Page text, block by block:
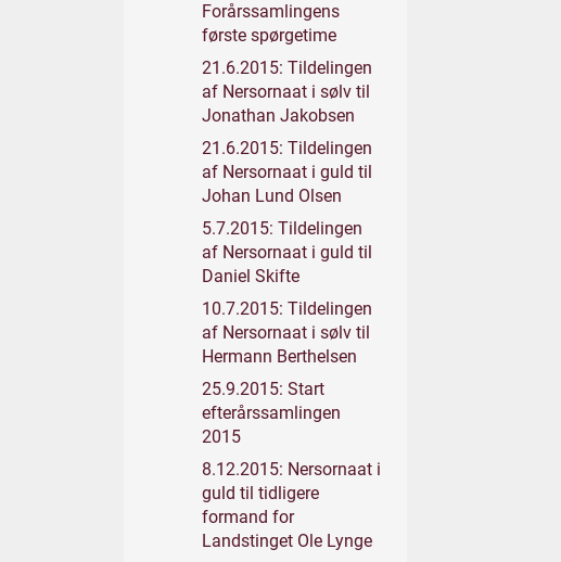
Forårssamlingens
første spørgetime
21.6.2015: Tildelingen
af Nersornaat i sølv til
Jonathan Jakobsen
21.6.2015: Tildelingen
af Nersornaat i guld til
Johan Lund Olsen
5.7.2015: Tildelingen
af Nersornaat i guld til
Daniel Skifte
10.7.2015: Tildelingen
af Nersornaat i sølv til
Hermann Berthelsen
25.9.2015: Start
efterårssamlingen
2015
8.12.2015: Nersornaat i
guld til tidligere
formand for
Landstinget Ole Lynge